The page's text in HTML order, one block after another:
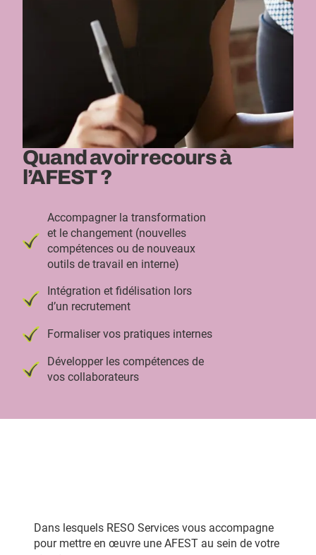
Quand avoir recours à
l’AFEST ?
Accompagner la transformation
et le changement (nouvelles
compétences ou de nouveaux
outils de travail en interne)
Intégration et fidélisation lors
d’un recrutement
Formaliser vos pratiques internes
Développer les compétences de
vos collaborateurs
Dans lesquels RESO Services vous accompagne
pour mettre en œuvre une AFEST au sein de votre